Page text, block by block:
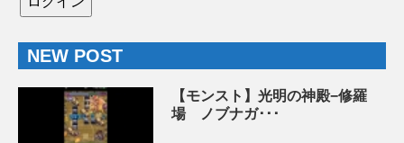
NEW POST
【モンスト】光明の神殿−修羅
場 ノブナガ･･･